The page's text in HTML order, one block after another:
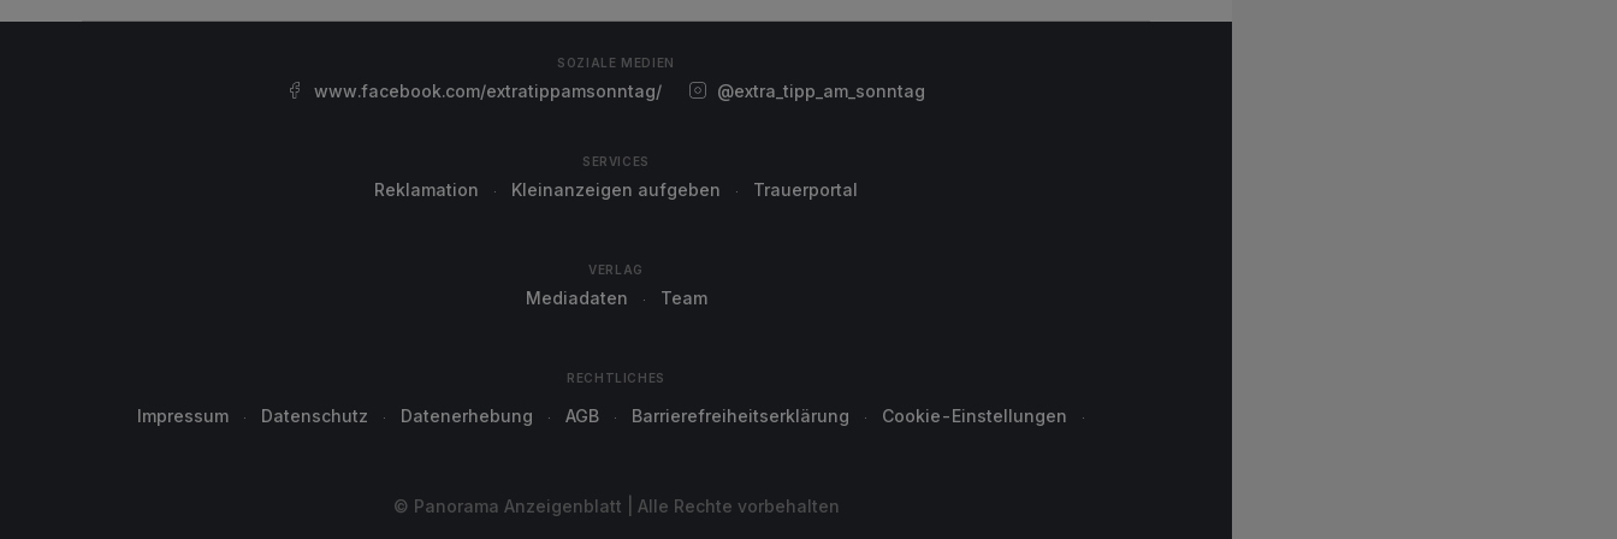
SOZIALE MEDIEN
www.facebook.com/extratippamsonntag/ @extra_tipp_am_sonntag
SERVICES
Reklamation Kleinanzeigen aufgeben Trauerportal
VERLAG
Mediadaten Team
RECHTLICHES
Impressum Datenschutz Datenerhebung AGB Barrierefreiheitserklärung Cookie-Einstellungen
© Panorama Anzeigenblatt | Alle Rechte vorbehalten